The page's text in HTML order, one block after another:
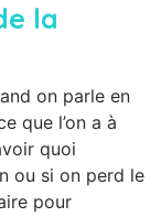
la
on parle en
que l’on a à
quoi
ou si on perd le
pour